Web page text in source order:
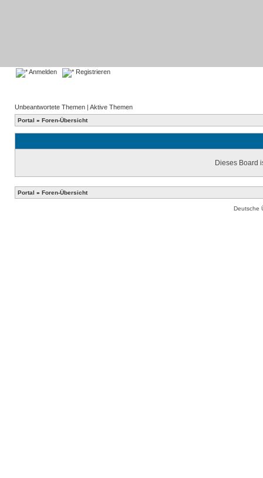
Anmelden Registrieren
Unbeantwortete Themen | Aktive Themen
Portal » Foren-Übersicht
Dieses Board
Portal » Foren-Übersicht
Deutsche